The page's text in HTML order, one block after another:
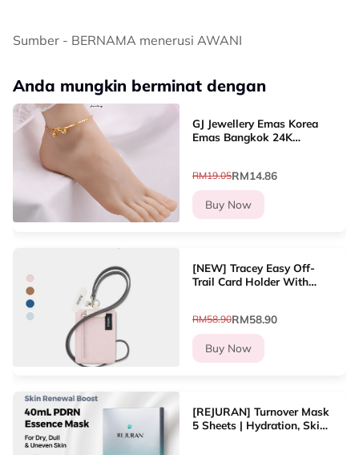
Sumber - BERNAMA menerusi AWANI
Anda mungkin berminat dengan
GJ Jewellery Emas Korea
Emas Bangkok 24K
(26cm-27cm) GA-8
RM19.05RM14.86
Buy Now
[NEW] Tracey Easy Off-
Trail Card Holder With
RM58.90RM58.90
Buy Now
[REJURAN] Turnover Mask
5 Sheets | Hydration, Skin